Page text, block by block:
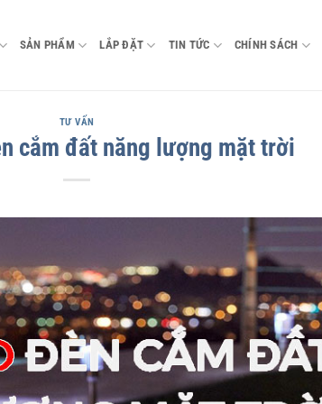
SẢN PHẨM LẮP ĐẶT TIN TỨC CHÍNH SÁCH
TƯ VẤN
cắm đất năng lượng mặt trời